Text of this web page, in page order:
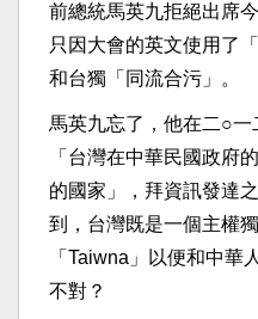
前總統馬英九拒絕出席
只因大會的英文使用了
和台獨「同流合污」。
馬英九忘了，他在二○
「台灣在中華民國政府
的國家」，拜資訊發達
到，台灣既是一個主權
「Taiwna」以便和中華
不對？